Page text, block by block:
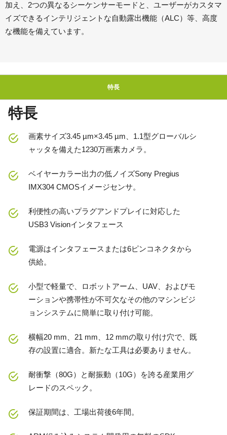
加え、2つの異なるシーケンサーモードと、ユーザーがカスタマ
イズできるインテリジェントな自動露出機能（ALC）等、高度
な機能を備えています。
特長
特長
画素サイズ3.45 µm×3.45 µm、1.1型グローバルシ
ャッタを備えた1230万画素カメラ。
ベイヤーカラー出力の低ノイズSony Pregius
IMX304 CMOSイメージセンサ。
利便性の高いプラグアンドプレイに対応した
USB3 Visionインタフェース
電源はインタフェースまたは6ピンコネクタから
供給。
小型で軽量で、ロボットアーム、UAV、およびモ
ーションや携帯性が不可欠なその他のマシンビジ
ョンシステムに簡単に取り付け可能。
横幅20 mm、21 mm、12 mmの取り付け穴で、既
存の設置に適合。新たな工具は必要ありません。
耐衝撃（80G）と耐振動（10G）を誇る産業用グ
レードのスペック。
保証期間は、工場出荷後6年間。